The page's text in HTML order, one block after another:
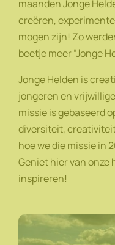
maanden Jonge
creëren,
mogen zijn! Zo
beetje meer “Jonge
Jonge Helden is
jongeren en
missie is gebaseerd
diversiteit,
hoe we die missie in
Geniet hier van
inspireren!